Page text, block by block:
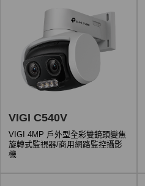
VIGI C540V
VIGI 4MP 戶外型全彩雙鏡頭變焦
旋轉式監視器/商用網路監控攝影
機